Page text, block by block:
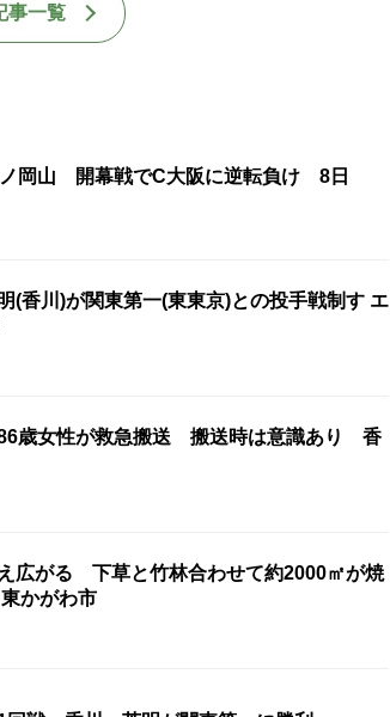
事一覧
ノ岡山 開幕戦でC大阪に逆転負け 8日
(香川)が関東第一(東東京)との投手戦制す エ
86歳女性が救急搬送 搬送時は意識あり 香
広がる 下草と竹林合わせて約2000㎡が焼
かがわ市